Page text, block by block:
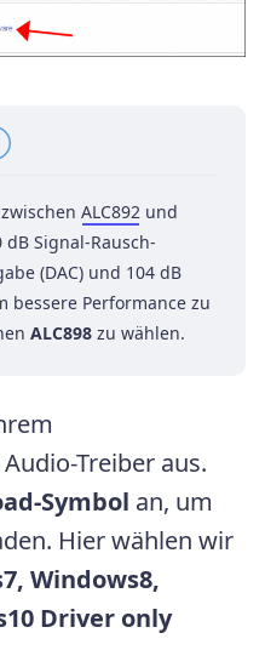
ALC892 und
dB Signal-Rausch-
(DAC) und 104 dB
bessere Performance zu
ALC898 zu wählen.
Treiber aus.
Symbol an, um
Hier wählen wir
Windows8,
Driver only